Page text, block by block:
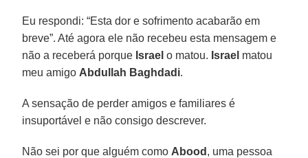
Eu respondi: “Esta dor e sofrimento acabarão em
breve”. Até agora ele não recebeu esta mensagem e
não a receberá porque Israel o matou. Israel matou
meu amigo Abdullah Baghdadi.
A sensação de perder amigos e familiares é
insuportável e não consigo descrever.
Não sei por que alguém como Abood , uma pessoa